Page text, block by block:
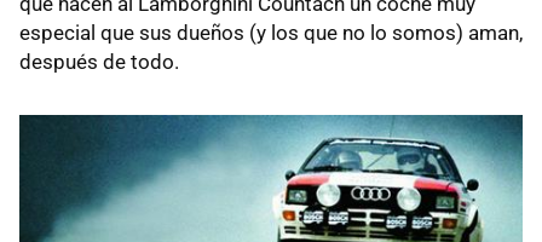
especial que sus dueños (y los que no lo somos) aman,
después de todo.